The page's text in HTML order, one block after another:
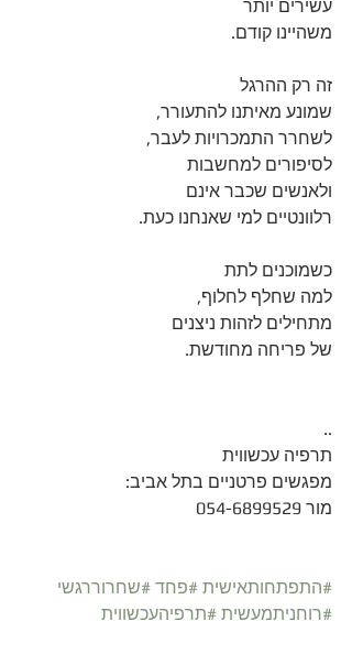
עשירים יותר
משהיינו קודם.
זה רק ההרגל
שמונע מאיתנו להתעורר,
לשחרר התמכרויות לעבר,
לסיפורים למחשבות
ולאנשים שכבר אינם
רלוונטיים למי שאנחנו כעת.
כשמוכנים לתת
למה שחלף לחלוף,
מתחילים לזהות ניצנים
של פריחה מחודשת.
..
תרפיה עכשווית
מפגשים פרטניים בתל אביב:
מור 054-6899529
#התפתחותאישית #פחד #שחרוררגשי
#רוחניתמעשית #תרפיהעכשווית